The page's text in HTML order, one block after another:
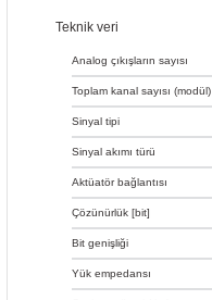
Teknik veri
Analog çıkışların sayısı
Toplam kanal sayısı (modül)
Sinyal tipi
Sinyal akımı türü
Aktüatör bağlantısı
Çözünürlük [bit]
Bit genişliği
Yük empedansı